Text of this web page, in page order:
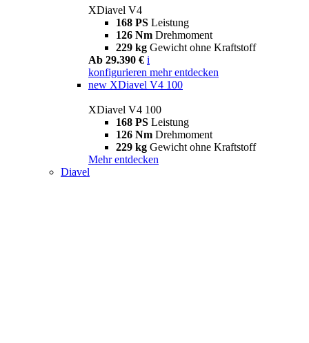
XDiavel V4
168 PS Leistung
126 Nm Drehmoment
229 kg Gewicht ohne Kraftstoff
Ab 29.390 € i
konfigurieren mehr entdecken
new XDiavel V4 100
XDiavel V4 100
168 PS Leistung
126 Nm Drehmoment
229 kg Gewicht ohne Kraftstoff
Mehr entdecken
Diavel